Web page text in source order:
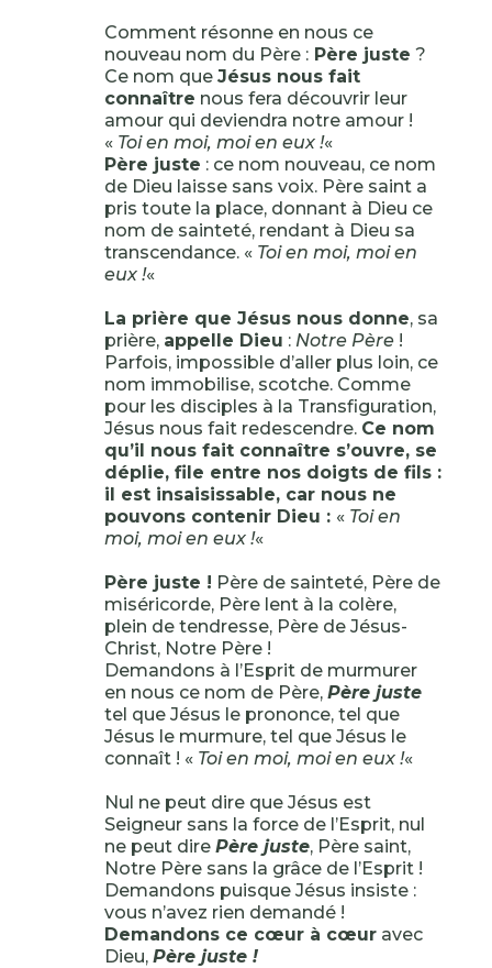
Comment résonne en nous ce
nouveau nom du Père :Père juste ?
Ce nom que Jésus nous fait
connaître nous fera découvrir leur
amour qui deviendra notre amour !
« Toi en moi, moi en eux !«
Père juste : ce nom nouveau, ce nom
de Dieu laisse sans voix. Père saint a
pris toute la place, donnant à Dieu ce
nom de sainteté, rendant à Dieu sa
transcendance. « Toi en moi, moi en
eux !«
La prière que Jésus nous donne, sa
prière, appelle Dieu : Notre Père!
Parfois, impossible d’aller plus loin, ce
nom immobilise, scotche. Comme
pour les disciples à la Transfiguration,
Jésus nous fait redescendre. Ce nom
qu’il nous fait connaître s’ouvre, se
déplie, file entre nos doigts de fils :
il est insaisissable, car nous ne
pouvons contenir Dieu : « Toi en
moi, moi en eux !«
Père juste ! Père de sainteté, Père de
miséricorde, Père lent à la colère,
plein de tendresse, Père de Jésus-
Christ, Notre Père !
Demandons à l’Esprit de murmurer
en nous ce nom de Père, Père juste
tel que Jésus le prononce, tel que
Jésus le murmure, tel que Jésus le
connaît ! « Toi en moi, moi en eux !«
Nul ne peut dire que Jésus est
Seigneur sans la force de l’Esprit, nul
ne peut dire Père juste, Père saint,
Notre Père sans la grâce de l’Esprit !
Demandons puisque Jésus insiste :
vous n’avez rien demandé !
Demandons ce cœur à cœuravec
Dieu, Père juste !